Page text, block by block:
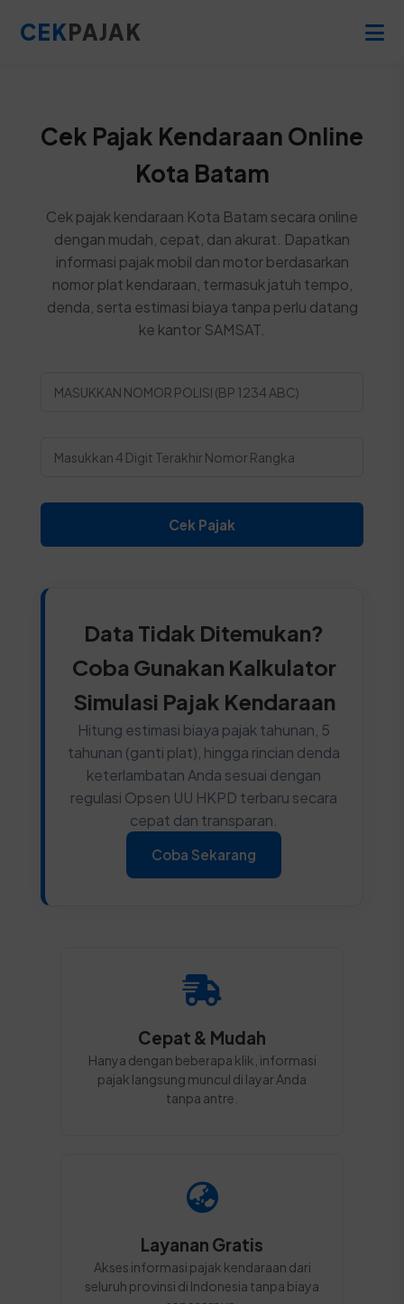
CEKPAJAK
Cek Pajak Kendaraan Online
Kota Batam
Cek pajak kendaraan Kota Batam secara online
dengan mudah, cepat, dan akurat. Dapatkan
informasi pajak mobil dan motor berdasarkan
nomor plat kendaraan, termasuk jatuh tempo,
denda, serta estimasi biaya tanpa perlu datang
ke kantor SAMSAT.
Cek Pajak
Data Tidak Ditemukan?
Coba Gunakan Kalkulator
Simulasi Pajak Kendaraan
Hitung estimasi biaya pajak tahunan, 5
tahunan (ganti plat), hingga rincian denda
keterlambatan Anda sesuai dengan
regulasi Opsen UU HKPD terbaru secara
cepat dan transparan.
Coba Sekarang
Cepat & Mudah
Hanya dengan beberapa klik, informasi
pajak langsung muncul di layar Anda
tanpa antre.
Layanan Gratis
Akses informasi pajak kendaraan dari
seluruh provinsi di Indonesia tanpa biaya